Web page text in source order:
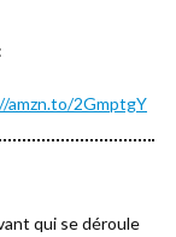
amzn.to/2GmptgY
qui se déroule